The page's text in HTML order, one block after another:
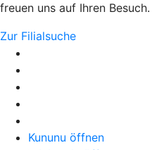
freuen uns auf Ihren Besuch.
Zur Filialsuche
Kununu öffnen